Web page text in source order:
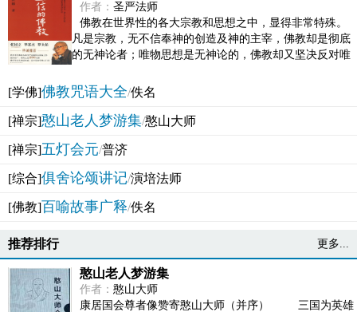
作者： 圣严法师
佛教在世界性的各大宗教和思想之中，显得非常特殊。
凡是宗教，无不信奉神的创造及神的主宰，佛教却是彻底
的无神论者；唯物思想是无神论的，佛教却又坚决反对唯
[学佛]佛教咒语大全/佚名
[禅宗]憨山老人梦游集/憨山大师
[禅宗]五灯会元/普济
[综合]俱舍论颂讲记/演培法师
[佛教]百喻故事广释/佚名
推荐排行 更多...
憨山老人梦游集
作者： 憨山大师
康居国会尊者像赞寄憨山大师（并序） 三国为英雄